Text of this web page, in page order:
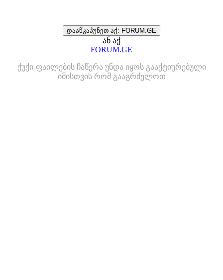
დააწკაპუნეთ აქ: FORUM.GE
ან აქ
FORUM.GE
ქუქი-ფაილების ჩაწერა უნდა იყოს გააქტიურებული
იმისთვის რომ გააგრძელოთ